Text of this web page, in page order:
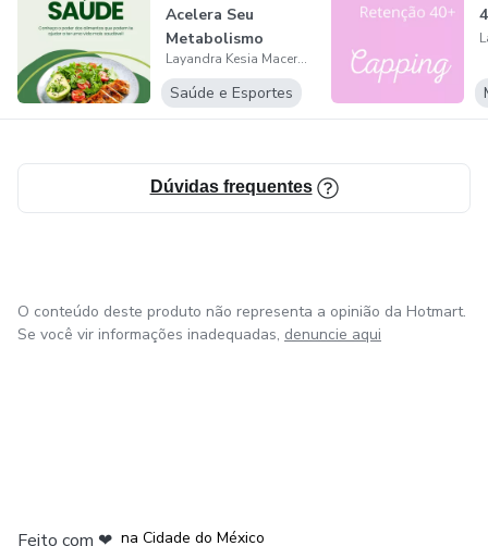
Não é um produto físico
Uso pessoal — não é permitida a revenda ou distribuição
Acelera Seu
Metabolismo
Layandra Kesia Macerou Silva
Saúde e Esportes
Dúvidas frequentes
O conteúdo deste produto não representa a opinião da Hotmart.
Se você vir informações inadequadas, denuncie aqui
Feito com ❤ na Cidade do México